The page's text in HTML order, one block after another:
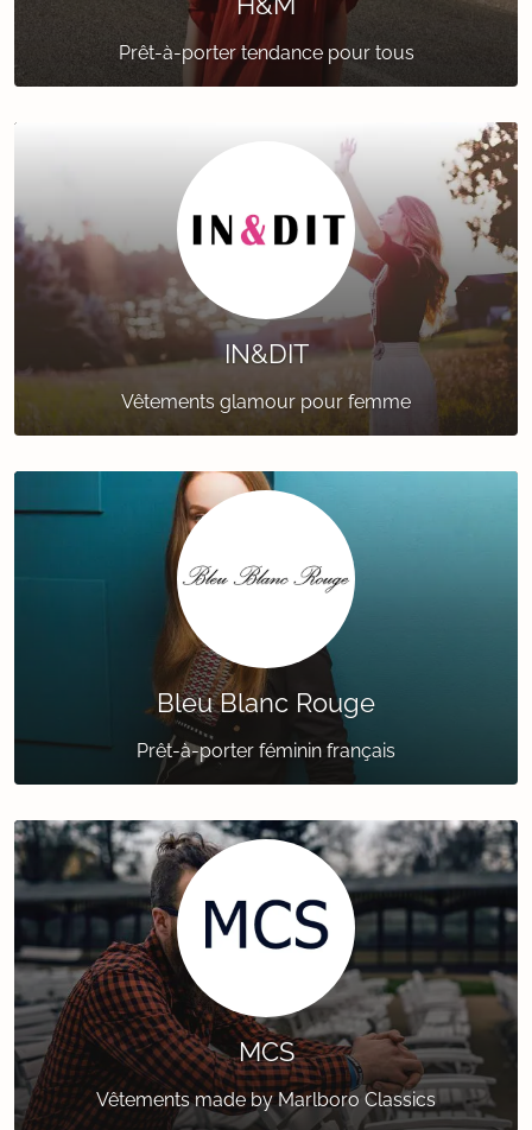
Prêt-à-porter tendance pour tous
IN&DIT
Vêtements glamour pour femme
Bleu Blanc Rouge
Prêt-à-porter féminin français
MCS
Vêtements made by Marlboro Classics